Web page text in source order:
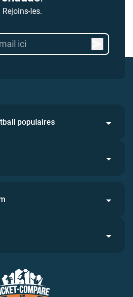
Rejoins-les.
populaires